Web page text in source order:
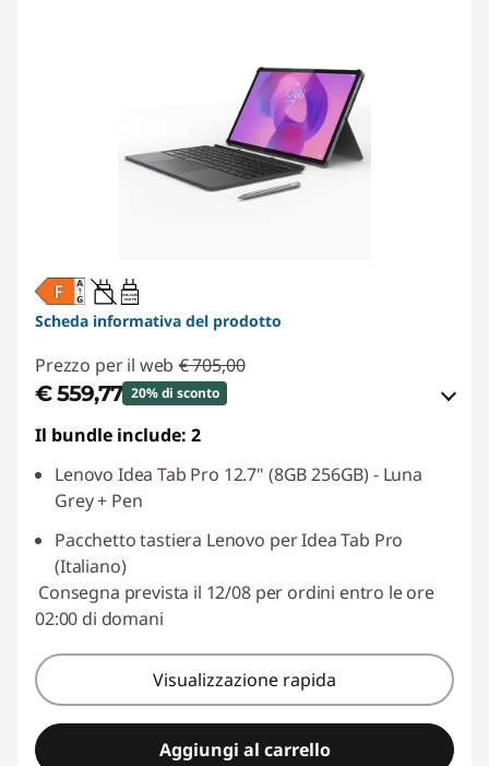
20W-60W
USB PD
Scheda informativa del prodotto
Prezzo per il web € 705,00
€ 559,77 20% di sconto
Risparmi eCoupon :
Usa il coupon :LUGLIO
Il bundle include: 2
Lenovo Idea Tab Pro 12.7" (8GB 256GB) - Luna
Grey + Pen
Pacchetto tastiera Lenovo per Idea Tab Pro
(Italiano)
Consegna prevista il 12/08 per ordini entro le ore
02:00 di domani
Visualizzazione rapida
Aggiungi al carrello